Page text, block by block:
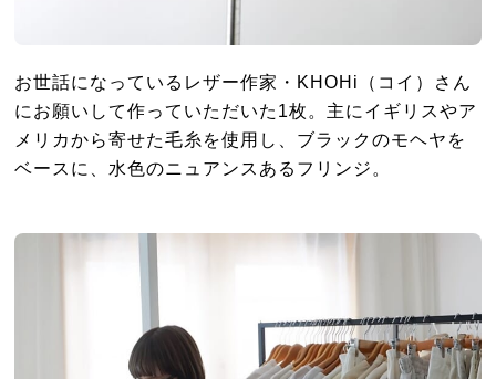
お世話になっているレザー作家・KHOHi（コイ）さん
にお願いして作っていただいた1枚。主にイギリスやア
メリカから寄せた毛糸を使用し、ブラックのモヘヤを
ベースに、水色のニュアンスあるフリンジ。